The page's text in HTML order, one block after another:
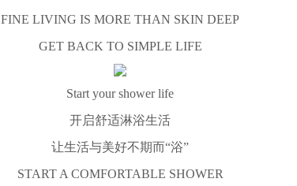
FINE LIVING IS MORE THAN SKIN DEEP
GET BACK TO SIMPLE LIFE
Start your shower life
开启舒适淋浴生活
让生活与美好不期而“浴”
START A COMFORTABLE SHOWER